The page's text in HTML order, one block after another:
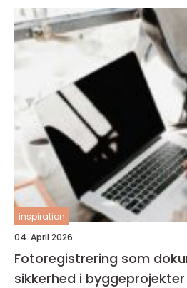
inspiration
04. April 2026
Fotoregistrering som
sikkerhed i byggeprojekter